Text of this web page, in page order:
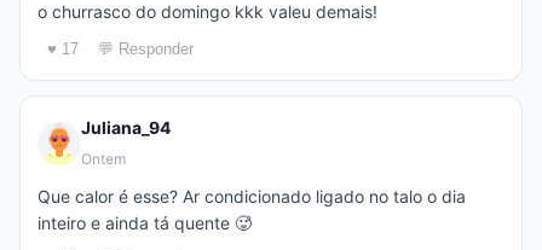
o churrasco do domingo kkk valeu demais!
♥ 17 💬 Responder
Juliana_94
Ontem
Que calor é esse? Ar condicionado ligado no talo o dia
inteiro e ainda tá quente 🥵